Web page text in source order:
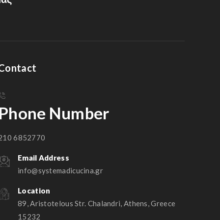
Number
6852770
Email Address
info@systemadicucina.gr
Location
89, Aristotelous Str. Chalandri, Athens, Greece
15232